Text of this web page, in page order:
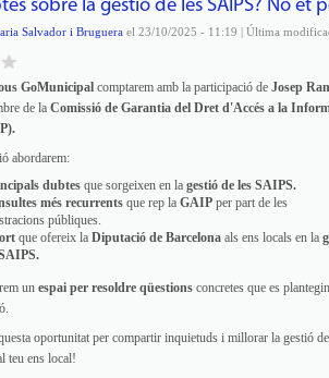
sobre la gestió de les SAIPS? No
Salvador i Bruguera el 23/10/2025 - 11:19 | Última
GoMunicipal comptarem amb la participació de Josep
de la Comissió de Garantia del Dret d'Accés a la
abordarem:
dubtesque sorgeixen en la gestió de les SAIPS.
més recurrents que rep laGAIP per part de les
públiques.
que ofereix laDiputació de Barcelona als ens locals en la
un espai per resoldre qüestions concretes que es plantegin
oportunitat per compartir inquietuds i millorar la gestió
teu ens local!